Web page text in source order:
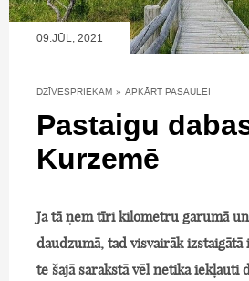
09.JŪL, 2021
DZĪVESPRIEKAM » APKĀRT PASAULEI
Pastaigu
Kurzemē
Ja tā ņem tīri kilometru garumā
daudzumā, tad visvairāk
te šajā sarakstā vēl netika iekļauti